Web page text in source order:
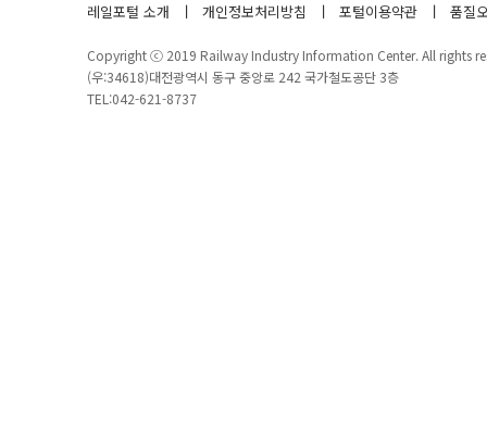
레일포털 소개 개인정보처리방침 포털이용약관 품질
Copyright ⓒ 2019 Railway Industry Information Center. All rights
(우:34618)대전광역시 동구 중앙로 242 국가철도공단 3층
TEL:042-621-8737